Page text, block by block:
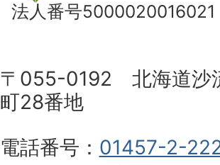
法人番号5000020016021
〒055-0192 北海道沙
町28番地
電話番号： 01457-2-